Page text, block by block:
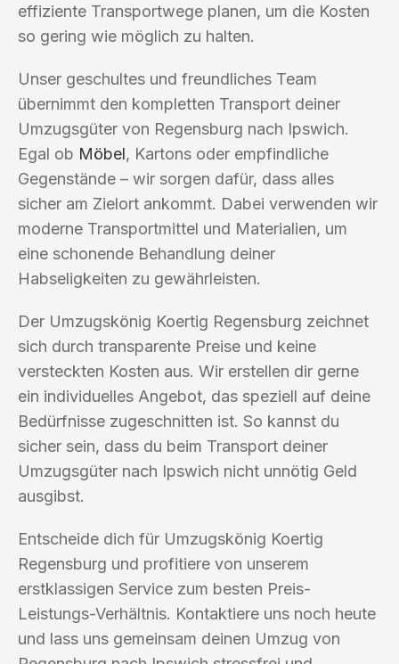
effiziente Transportwege planen, um die Kosten
so gering wie möglich zu halten.
Unser geschultes und freundliches Team
übernimmt den kompletten Transport deiner
Umzugsgüter von Regensburg nach Ipswich.
Egal ob Möbel, Kartons oder empfindliche
Gegenstände – wir sorgen dafür, dass alles
sicher am Zielort ankommt. Dabei verwenden wir
moderne Transportmittel und Materialien, um
eine schonende Behandlung deiner
Habseligkeiten zu gewährleisten.
Der Umzugskönig Koertig Regensburg zeichnet
sich durch transparente Preise und keine
versteckten Kosten aus. Wir erstellen dir gerne
ein individuelles Angebot, das speziell auf deine
Bedürfnisse zugeschnitten ist. So kannst du
sicher sein, dass du beim Transport deiner
Umzugsgüter nach Ipswich nicht unnötig Geld
ausgibst.
Entscheide dich für Umzugskönig Koertig
Regensburg und profitiere von unserem
erstklassigen Service zum besten Preis-
Leistungs-Verhältnis. Kontaktiere uns noch heute
und lass uns gemeinsam deinen Umzug von